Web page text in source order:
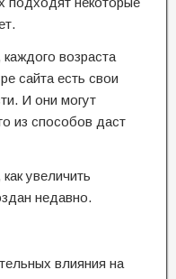
возраста
сайта есть свои
И они могут
из способов даст
увеличить
недавно.
влияния на